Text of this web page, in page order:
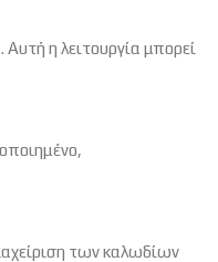
η λειτουργία μπορεί
των καλωδίων